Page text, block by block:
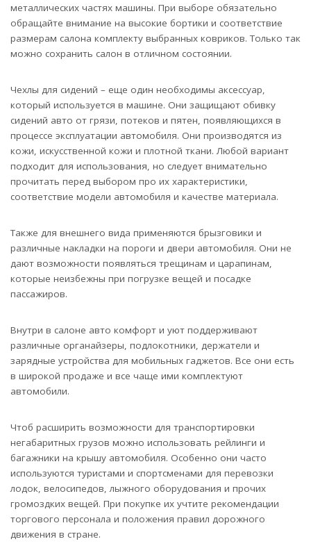
металлических частях машины. При выборе обязательно
обращайте внимание на высокие бортики и соответствие
размерам салона комплекту выбранных ковриков. Только так
можно сохранить салон в отличном состоянии.
Чехлы для сидений – еще один необходимы аксессуар,
который используется в машине. Они защищают обивку
сидений авто от грязи, потеков и пятен, появляющихся в
процессе эксплуатации автомобиля. Они производятся из
кожи, искусственной кожи и плотной ткани. Любой вариант
подходит для использования, но следует внимательно
прочитать перед выбором про их характеристики,
соответствие модели автомобиля и качестве материала.
Также для внешнего вида применяются брызговики и
различные накладки на пороги и двери автомобиля. Они не
дают возможности появляться трещинам и царапинам,
которые неизбежны при погрузке вещей и посадке
пассажиров.
Внутри в салоне авто комфорт и уют поддерживают
различные органайзеры, подлокотники, держатели и
зарядные устройства для мобильных гаджетов. Все они есть
в широкой продаже и все чаще ими комплектуют
автомобили.
Чтоб расширить возможности для транспортировки
негабаритных грузов можно использовать рейлинги и
багажники на крышу автомобиля. Особенно они часто
используются туристами и спортсменами для перевозки
лодок, велосипедов, лыжного оборудования и прочих
громоздких вещей. При покупке их учтите рекомендации
торгового персонала и положения правил дорожного
движения в стране.